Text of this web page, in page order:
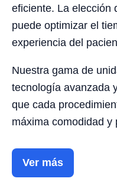
eficiente. La elección
puede optimizar el
experiencia del
Nuestra gama de
tecnología avanzada
que cada
máxima comodidad y
Ver más